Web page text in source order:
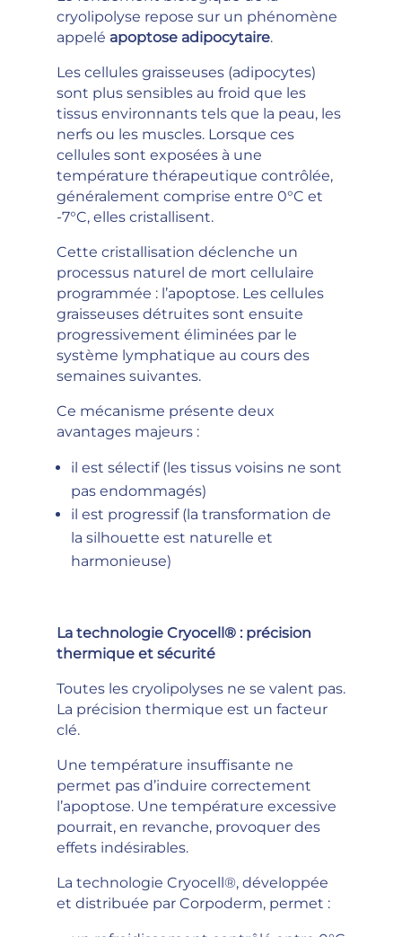
cryolipolyse repose sur un phénomène
appelé apoptose adipocytaire.
Les cellules graisseuses (adipocytes)
sont plus sensibles au froid que les
tissus environnants tels que la peau, les
nerfs ou les muscles. Lorsque ces
cellules sont exposées à une
température thérapeutique contrôlée,
généralement comprise entre 0°C et
-7°C, elles cristallisent.
Cette cristallisation déclenche un
processus naturel de mort cellulaire
programmée : l’apoptose. Les cellules
graisseuses détruites sont ensuite
progressivement éliminées par le
système lymphatique au cours des
semaines suivantes.
Ce mécanisme présente deux
avantages majeurs :
il est sélectif (les tissus voisins ne sont
pas endommagés)
il est progressif (la transformation de
la silhouette est naturelle et
harmonieuse)
La technologie Cryocell® : précision
thermique et sécurité
Toutes les cryolipolyses ne se valent pas.
La précision thermique est un facteur
clé.
Une température insuffisante ne
permet pas d’induire correctement
l’apoptose. Une température excessive
pourrait, en revanche, provoquer des
effets indésirables.
La technologie Cryocell®, développée
et distribuée par Corpoderm, permet :